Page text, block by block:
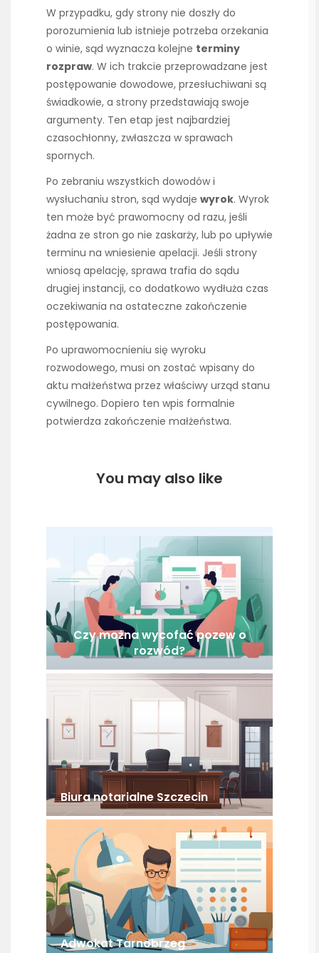
W przypadku, gdy strony nie doszły do
porozumienia lub istnieje potrzeba orzekania
o winie, sąd wyznacza kolejne terminy
rozpraw. W ich trakcie przeprowadzane jest
postępowanie dowodowe, przesłuchiwani są
świadkowie, a strony przedstawiają swoje
argumenty. Ten etap jest najbardziej
czasochłonny, zwłaszcza w sprawach
spornych.
Po zebraniu wszystkich dowodów i
wysłuchaniu stron, sąd wydaje wyrok. Wyrok
ten może być prawomocny od razu, jeśli
żadna ze stron go nie zaskarży, lub po upływie
terminu na wniesienie apelacji. Jeśli strony
wniosą apelację, sprawa trafia do sądu
drugiej instancji, co dodatkowo wydłuża czas
oczekiwania na ostateczne zakończenie
postępowania.
Po uprawomocnieniu się wyroku
rozwodowego, musi on zostać wpisany do
aktu małżeństwa przez właściwy urząd stanu
cywilnego. Dopiero ten wpis formalnie
potwierdza zakończenie małżeństwa.
You may also like
Czy można wycofać pozew o
rozwód?
Biura notarialne Szczecin
Adwokat Tarnobrzeg